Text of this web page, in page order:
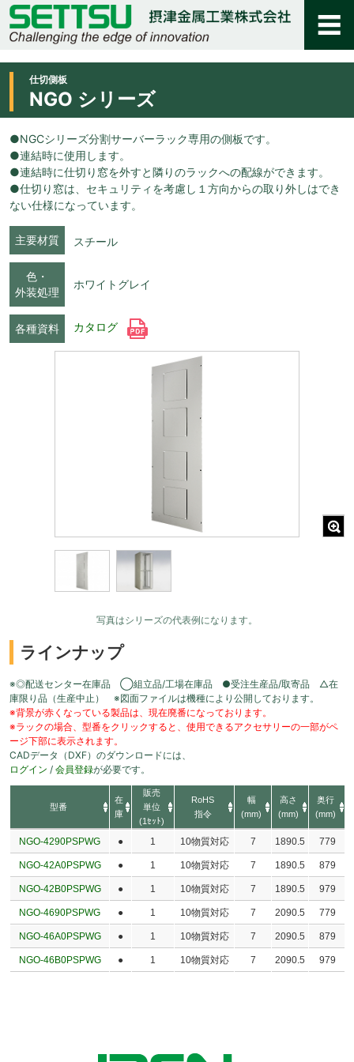
仕切側板
NGO シリーズ
●NGCシリーズ分割サーバーラック専用の側板です。
●連結時に使用します。
●連結時に仕切り窓を外すと隣りのラックへの配線ができます。
●仕切り窓は、セキュリティを考慮し１方向からの取り外しはでき
ない仕様になっています。
主要材質 スチール
色・
外装処理
ホワイトグレイ
各種資料 カタログ
写真はシリーズの代表例になります。
ラインナップ
※◎配送センター在庫品 ◯組立品/工場在庫品 ●受注生産品/取寄品 △在
庫限り品（生産中止） ※図面ファイルは機種により公開しております。
※背景が赤くなっている製品は、現在廃番になっております。
※ラックの場合、型番をクリックすると、使用できるアクセサリーの一部がペ
ージ下部に表示されます。
CADデータ（DXF）のダウンロードには、
ログイン / 会員登録が必要です。
型番
在
庫
販売
単位
(1ｾｯﾄ)
RoHS
指令
幅
(mm)
高さ
(mm)
奥行
(mm)
NGO-4290PSPWG ● 1 10物質対応 7 1890.5 779
NGO-42A0PSPWG ● 1 10物質対応 7 1890.5 879
NGO-42B0PSPWG ● 1 10物質対応 7 1890.5 979
NGO-4690PSPWG ● 1 10物質対応 7 2090.5 779
NGO-46A0PSPWG ● 1 10物質対応 7 2090.5 879
NGO-46B0PSPWG ● 1 10物質対応 7 2090.5 979